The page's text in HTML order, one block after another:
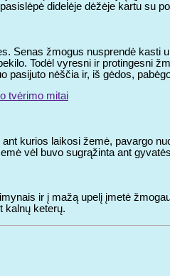
didelėje dėžėje kartu su
Senas žmogus nusprendė kasti
Todėl vyresni ir protingesni
pasijuto nėščia ir, iš gėdos,
tvėrimo mitai
kurios laikosi žemė, pavargo
vėl buvo sugrąžinta ant
ir į mažą upelį įmetė
kalnų keterų.